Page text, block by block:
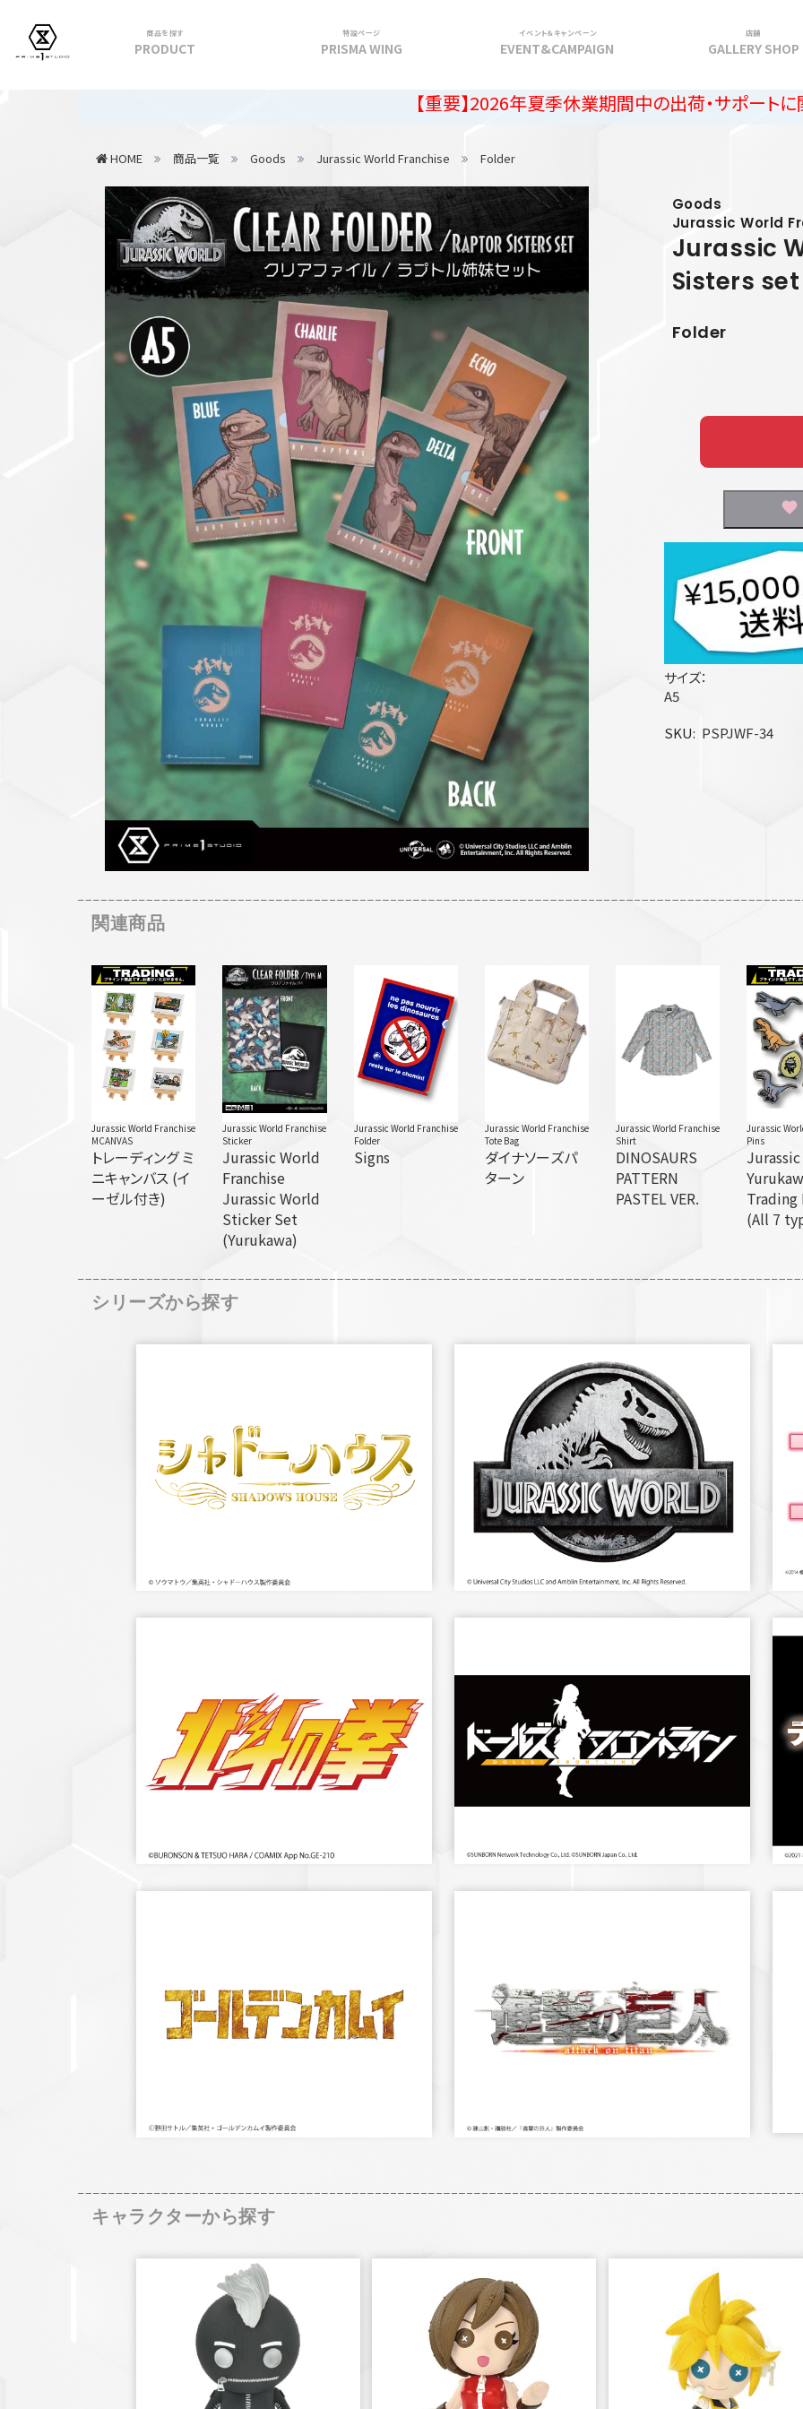
商品を探す
PRODUCT
PRIME 1 STATUE
PRIME COLLECTIBLE FIGURE
VIEW ALL...
VIEW ALL...
アクリルキーホルダー
VIEW ALL...
スタチューはこち
ら
特設ページ
PRISMA WING
イベント＆キャンペーン
EVENT&CAMPAIGN
店舗
GALLERY SHOP
【重要】2026年夏季休業期間中の出荷・サポートに関するご案
HOME 商品一覧 Goods Jurassic World Franchise Folder
Goods
Jurassic World
Jurassic
Sisters set
Folder
サイズ：
A5
SKU
PSPJWF-34
関連商品
Jurassic World Franchise
MCANVAS
トレーディング ミ
ニキャンバス (イ
ーゼル付き)
Jurassic World Franchise
Sticker
Jurassic World
Franchise
Jurassic World
Sticker Set
(Yurukawa)
Jurassic World Franchise
Folder
Signs
Jurassic World Franchise
Tote Bag
ダイナソーズパ
ターン
Jurassic World Franchise
Shirt
DINOSAURS
PATTERN
PASTEL VER.
Jurassic
Pins
Trading
(All 7
シリーズから探す
キャラクターから探す